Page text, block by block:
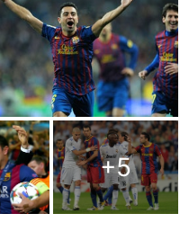
+5